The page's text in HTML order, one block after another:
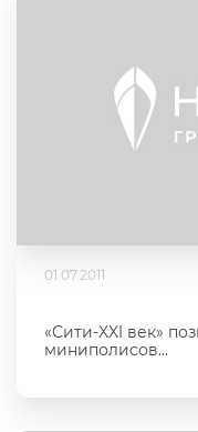
01.07.2011
«Сити-XXI век»
миниполисов...